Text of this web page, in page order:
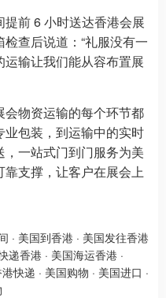
前 6 小时送达香港会展
查后说道：“礼服没有一
输让我们能从容布置展
物资运输的每个环节都
包装，到运输中的实时
一站式门到门服务为美
支撑，让客户在展会上
· 美国到香港 · 美国发往香港
递香港 · 美国海运香港 ·
快递 · 美国购物 · 美国进口 ·